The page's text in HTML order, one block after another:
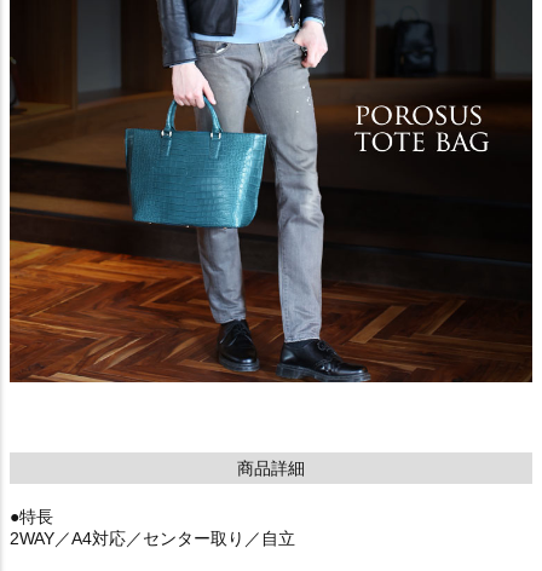
商品詳細
●特長
2WAY／A4対応／センター取り／自立